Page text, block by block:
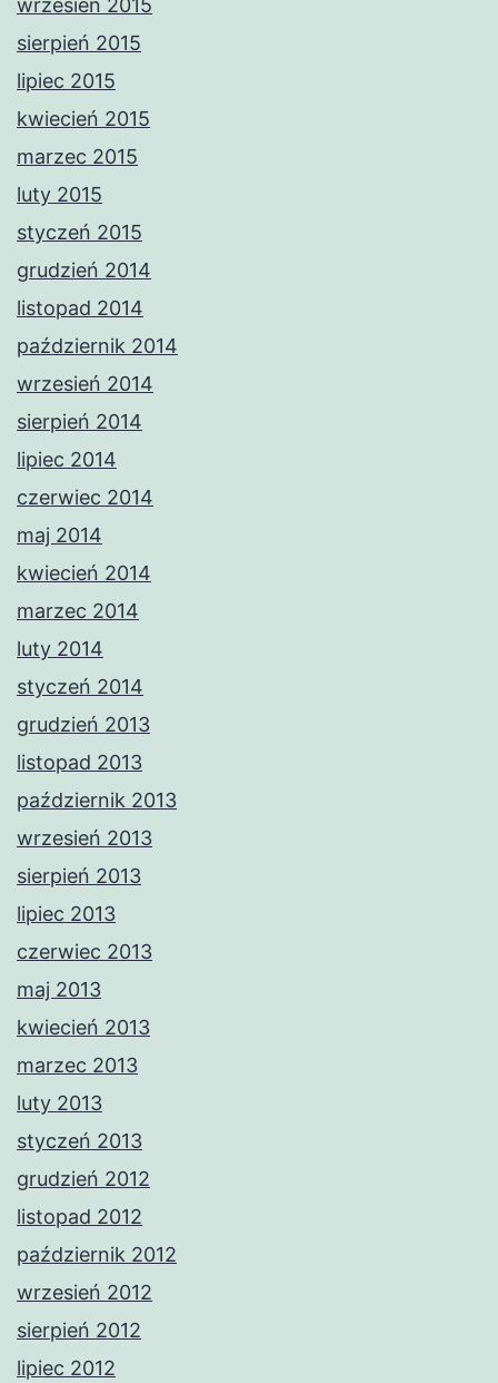
wrzesień 2015
sierpień 2015
lipiec 2015
kwiecień 2015
marzec 2015
luty 2015
styczeń 2015
grudzień 2014
listopad 2014
październik 2014
wrzesień 2014
sierpień 2014
lipiec 2014
czerwiec 2014
maj 2014
kwiecień 2014
marzec 2014
luty 2014
styczeń 2014
grudzień 2013
listopad 2013
październik 2013
wrzesień 2013
sierpień 2013
lipiec 2013
czerwiec 2013
maj 2013
kwiecień 2013
marzec 2013
luty 2013
styczeń 2013
grudzień 2012
listopad 2012
październik 2012
wrzesień 2012
sierpień 2012
lipiec 2012